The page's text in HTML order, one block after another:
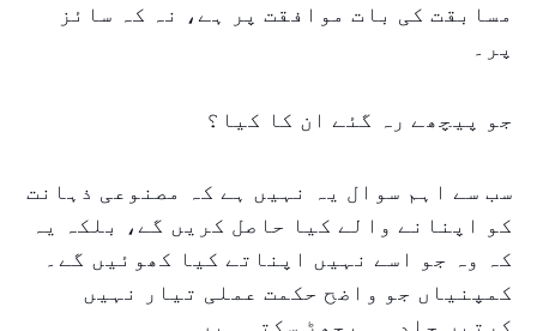
مسابقت کی بات موافقت پر ہے، نہ کہ سائز
پر۔
جو پیچھے رہ گئے ان کا کیا؟
سب سے اہم سوال یہ نہیں ہے کہ مصنوعی ذہانت
کو اپنانے والے کیا حاصل کریں گے، بلکہ یہ
کہ وہ جو اسے نہیں اپناتے کیا کھوئیں گے۔
کمپنیاں جو واضح حکمت عملی تیار نہیں
کرتیں جلد ہی پچھڑ سکتی ہیں۔